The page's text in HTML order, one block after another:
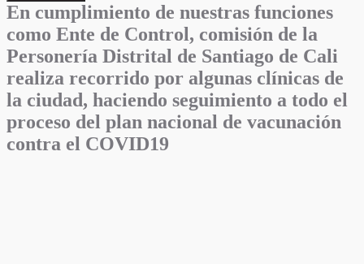
En cumplimiento de nuestras funciones
como Ente de Control, comisión de la
Personería Distrital de Santiago de Cali
realiza recorrido por algunas clínicas de
la ciudad, haciendo seguimiento a todo el
proceso del plan nacional de vacunación
contra el COVID19